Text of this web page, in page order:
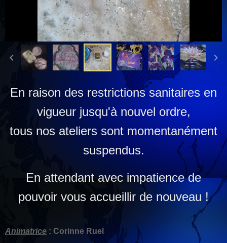
En raison des restrictions sanitaires en
vigueur jusqu'à nouvel ordre,
tous nos ateliers sont momentanément
suspendus.
En attendant avec impatience de
pouvoir vous accueillir de nouveau !
Animatrice : Corinne Ruel